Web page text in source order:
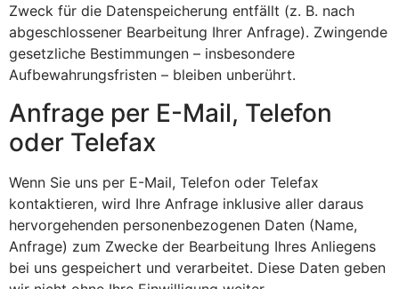
Zweck für die Datenspeicherung entfällt (z. B. nach
abgeschlossener Bearbeitung Ihrer Anfrage). Zwingende
gesetzliche Bestimmungen – insbesondere
Aufbewahrungsfristen – bleiben unberührt.
Anfrage per E-Mail, Telefon
oder Telefax
Wenn Sie uns per E-Mail, Telefon oder Telefax
kontaktieren, wird Ihre Anfrage inklusive aller daraus
hervorgehenden personenbezogenen Daten (Name,
Anfrage) zum Zwecke der Bearbeitung Ihres Anliegens
bei uns gespeichert und verarbeitet. Diese Daten geben